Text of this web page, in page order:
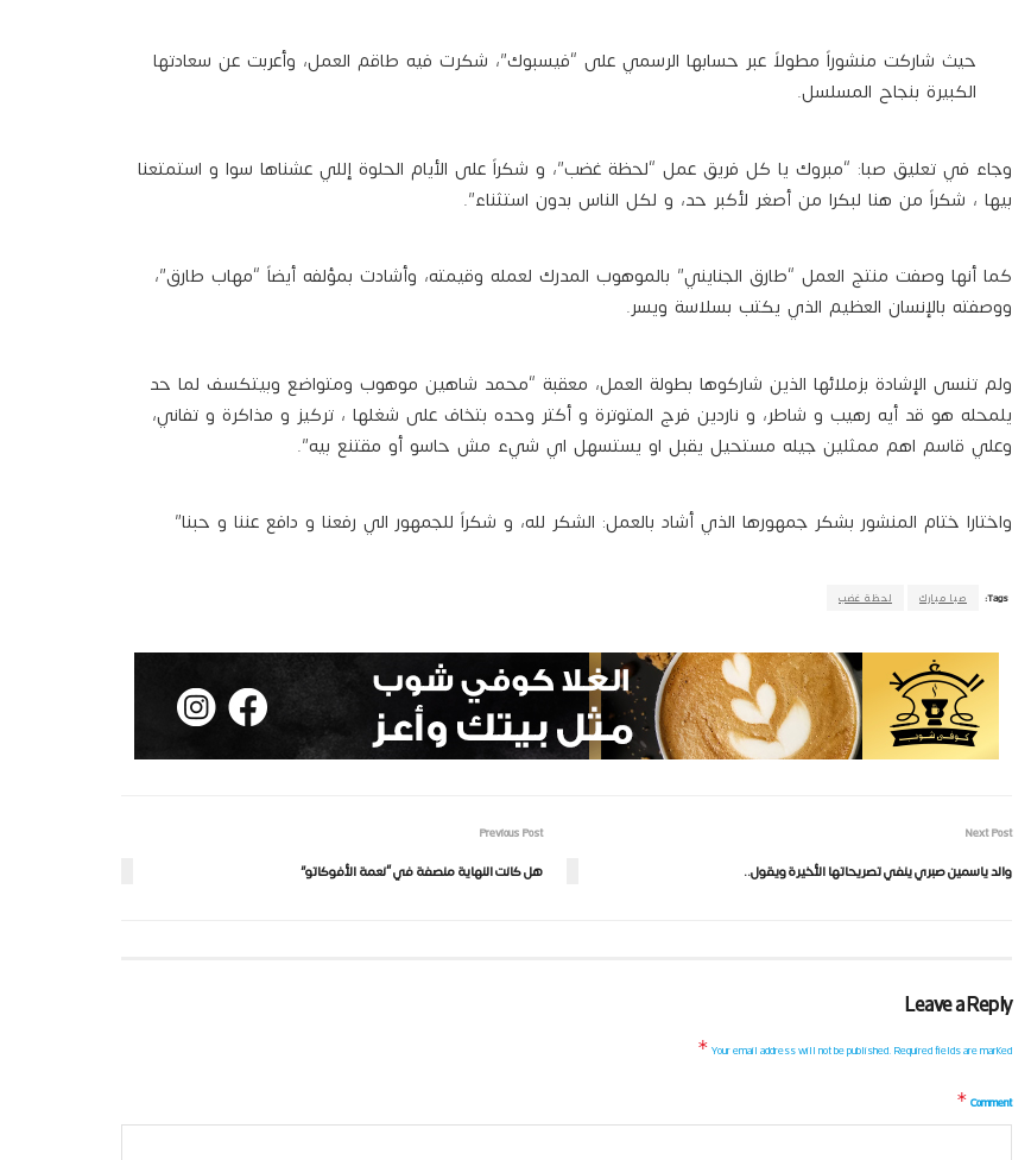
حيث شاركت منشوراً مطولاً عبر حسابها الرسمي على “فيسبوك”، شكرت فيه طاقم العمل، وأعربت عن سعادتها
الكبيرة بنجاح المسلسل.
وجاء في تعليق صبا: “مبروك يا كل فريق عمل “لحظة غضب”، و شكراً على الأيام الحلوة إللي عشناها سوا و استمتعنا
بيها ، شكراً من هنا لبكرا من أصغر لأكبر حد، و لكل الناس بدون استثناء”.
كما أنها وصفت منتج العمل “طارق الجنايني” بالموهوب المدرك لعمله وقيمته، وأشادت بمؤلفه أيضاً “مهاب طارق”،
ووصفته بالإنسان العظيم الذي يكتب بسلاسة ويسر.
ولم تنسى الإشادة بزملائها الذين شاركوها بطولة العمل، معقبة “محمد شاهين موهوب ومتواضع وبيتكسف لما حد
يلمحله هو قد أيه رهيب و شاطر، و ناردين فرج المتوترة و أكتر وحده بتخاف على شغلها ، تركيز و مذاكرة و تفاني،
وعلي قاسم اهم ممثلين جيله مستحيل يقبل او يستسهل اي شيء مش حاسو أو مقتنع بيه”.
واختارا ختام المنشور بشكر جمهورها الذي أشاد بالعمل: الشكر لله، و شكراً للجمهور الي رفعنا و دافع عننا و حبنا”
Tags: صبا مبارك لحظة غضب
Previous Post
هل كانت النهاية منصفة في “نعمة الأفوكاتو”
Next Post
والد ياسمين صبري ينفي تصريحاتها الأخيرة ويقول..
Leave a Reply
Your email address will not be published.Required fields are marked
*
Comment
*